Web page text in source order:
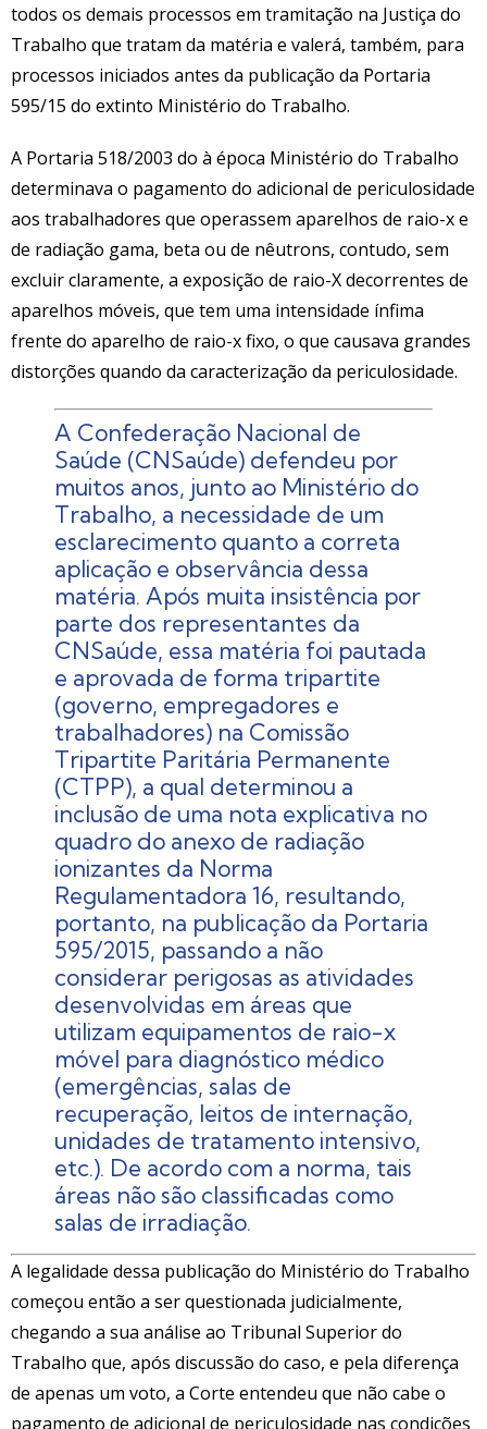
todos os demais processos em tramitação na Justiça do
Trabalho que tratam da matéria e valerá, também, para
processos iniciados antes da publicação da Portaria
595/15 do extinto Ministério do Trabalho.
A Portaria 518/2003 do à época Ministério do Trabalho
determinava o pagamento do adicional de periculosidade
aos trabalhadores que operassem aparelhos de raio-x e
de radiação gama, beta ou de nêutrons, contudo, sem
excluir claramente, a exposição de raio-X decorrentes de
aparelhos móveis, que tem uma intensidade ínfima
frente do aparelho de raio-x fixo, o que causava grandes
distorções quando da caracterização da periculosidade.
A Confederação Nacional de
Saúde (CNSaúde) defendeu por
muitos anos, junto ao Ministério do
Trabalho, a necessidade de um
esclarecimento quanto a correta
aplicação e observância dessa
matéria. Após muita insistência por
parte dos representantes da
CNSaúde, essa matéria foi pautada
e aprovada de forma tripartite
(governo, empregadores e
trabalhadores) na Comissão
Tripartite Paritária Permanente
(CTPP), a qual determinou a
inclusão de uma nota explicativa no
quadro do anexo de radiação
ionizantes da Norma
Regulamentadora 16, resultando,
portanto, na publicação da Portaria
595/2015, passando a não
considerar perigosas as atividades
desenvolvidas em áreas que
utilizam equipamentos de raio-x
móvel para diagnóstico médico
(emergências, salas de
recuperação, leitos de internação,
unidades de tratamento intensivo,
etc.). De acordo com a norma, tais
áreas não são classificadas como
salas de irradiação.
A legalidade dessa publicação do Ministério do Trabalho
começou então a ser questionada judicialmente,
chegando a sua análise ao Tribunal Superior do
Trabalho que, após discussão do caso, e pela diferença
de apenas um voto, a Corte entendeu que não cabe o
pagamento de adicional de periculosidade nas condições